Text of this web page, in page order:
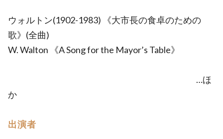
ウォルトン(1902-1983) 《大市長の食卓のための
歌》(全曲)
W. Walton 《A Song for the Mayor’s Table》
…ほ
か
出演者